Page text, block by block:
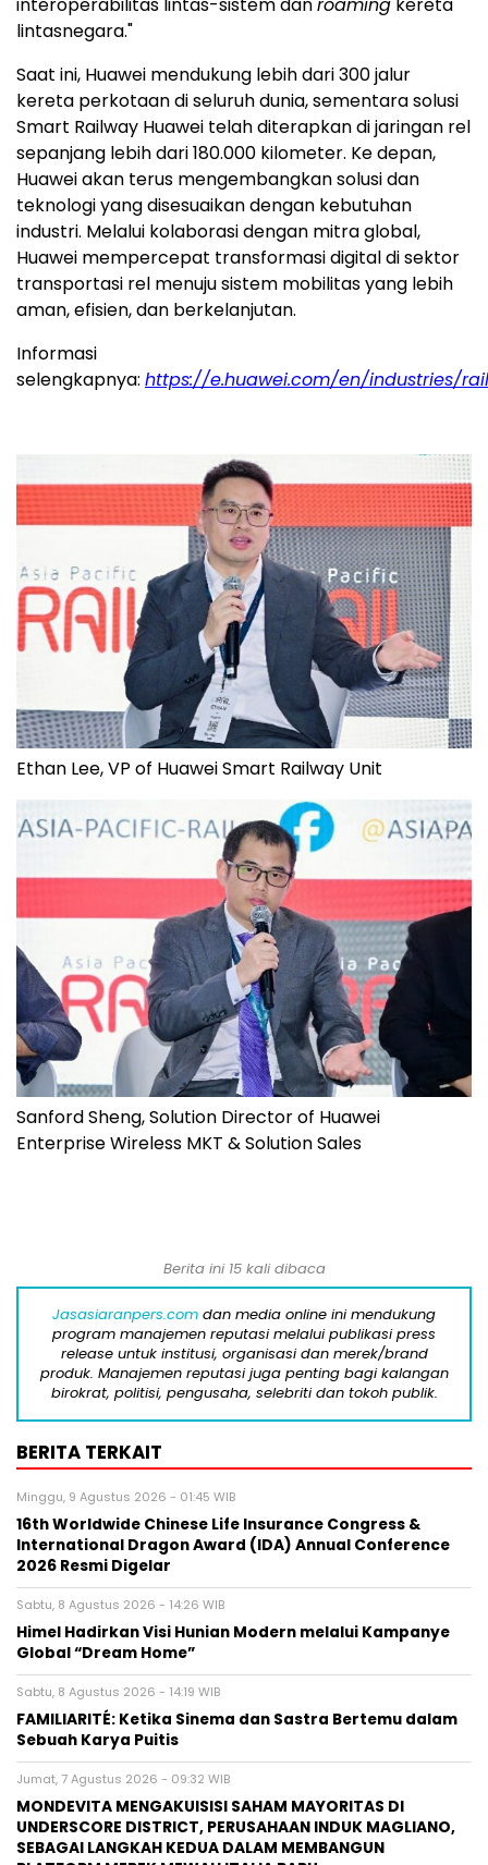
interoperabilitas lintas-sistem danroaming kereta
lintasnegara."
Saat ini, Huawei mendukung lebih dari 300 jalur
kereta perkotaan di seluruh dunia, sementara solusi
Smart Railway Huawei telah diterapkan di jaringan rel
sepanjang lebih dari 180.000 kilometer. Ke depan,
Huawei akan terus mengembangkan solusi dan
teknologi yang disesuaikan dengan kebutuhan
industri. Melalui kolaborasi dengan mitra global,
Huawei mempercepat transformasi digital di sektor
transportasi rel menuju sistem mobilitas yang lebih
aman, efisien, dan berkelanjutan.
Informasi
selengkapnya: https://e.huawei.com/en/industries/
Ethan Lee, VP of Huawei Smart Railway Unit
Sanford Sheng, Solution Director of Huawei
Enterprise Wireless MKT & Solution Sales
Berita ini 15 kali dibaca
Jasasiaranpers.com dan media online ini mendukung
program manajemen reputasi melalui publikasi press
release untuk institusi, organisasi dan merek/brand
produk. Manajemen reputasi juga penting bagi kalangan
birokrat, politisi, pengusaha, selebriti dan tokoh publik.
BERITA TERKAIT
Minggu, 9 Agustus 2026 - 01:45 WIB
16th Worldwide Chinese Life Insurance Congress &
International Dragon Award (IDA) Annual Conference
2026 Resmi Digelar
Sabtu, 8 Agustus 2026 - 14:26 WIB
Himel Hadirkan Visi Hunian Modern melalui Kampanye
Global “Dream Home”
Sabtu, 8 Agustus 2026 - 14:19 WIB
FAMILIARITÉ: Ketika Sinema dan Sastra Bertemu dalam
Sebuah Karya Puitis
Jumat, 7 Agustus 2026 - 09:32 WIB
MONDEVITA MENGAKUISISI SAHAM MAYORITAS DI
UNDERSCORE DISTRICT, PERUSAHAAN INDUK MAGLIANO,
SEBAGAI LANGKAH KEDUA DALAM MEMBANGUN